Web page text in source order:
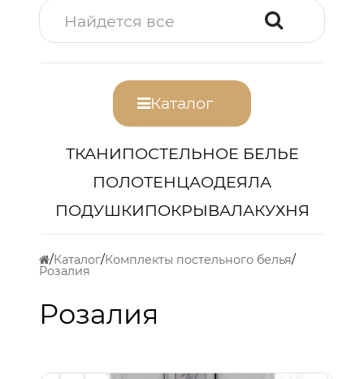
Каталог
ТКАНИПОСТЕЛЬНОЕ БЕЛЬЕ
ПОЛОТЕНЦАОДЕЯЛА
ПОДУШКИПОКРЫВАЛАКУХНЯ
Каталог Комплекты постельного белья
Розалия
Розалия